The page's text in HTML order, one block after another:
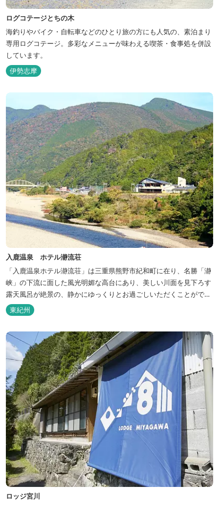
ログコテージとちの木
海釣りやバイク・自転車などのひとり旅の方にも人気の、素泊まり
専用ログコテージ。多彩なメニューが味わえる喫茶・食事処を併設
しています。
伊勢志摩
入鹿温泉 ホテル瀞流荘
「入鹿温泉ホテル瀞流荘」は三重県熊野市紀和町に在り、名勝「瀞
峡」の下流に面した風光明媚な高台にあり、美しい川面を見下ろす
露天風呂が絶景の、静かにゆっくりとお過ごしいただくことができ
る温泉宿泊施設です。 熊野古道をはじめ、日本一の棚田と称される
丸山千枚田、赤木城跡、熊野本宮大社（熊野三山）、玉置神社が近
くに点在し、和歌山・奈良の遺産や名所からも近いことから観光ア
クセスには大変便利な立地と...
東紀州
ロッジ宮川